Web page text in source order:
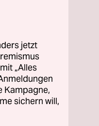
jetzt
„Alles
Kampagne,
sichern will,